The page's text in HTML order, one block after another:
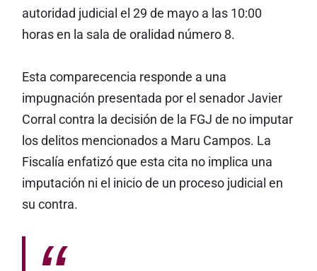
autoridad judicial el 29 de mayo a las 10:00
horas en la sala de oralidad número 8.
Esta comparecencia responde a una
impugnación presentada por el senador Javier
Corral contra la decisión de la FGJ de no imputar
los delitos mencionados a Maru Campos. La
Fiscalía enfatizó que esta cita no implica una
imputación ni el inicio de un proceso judicial en
su contra.